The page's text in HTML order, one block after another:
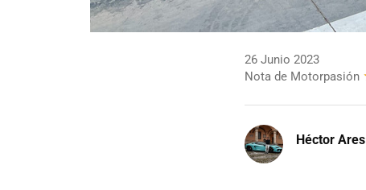
26 Junio 2023
Nota de Motorpasión
Héctor Ares